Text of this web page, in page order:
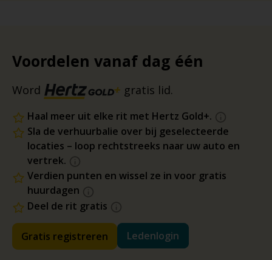
Voordelen vanaf dag één
Word gratis lid.
Haal meer uit elke rit met Hertz Gold+.
Sla de verhuurbalie over bij geselecteerde
locaties – loop rechtstreeks naar uw auto en
vertrek.
Verdien punten en wissel ze in voor gratis
huurdagen
Deel de rit gratis
Gratis registreren Ledenlogin